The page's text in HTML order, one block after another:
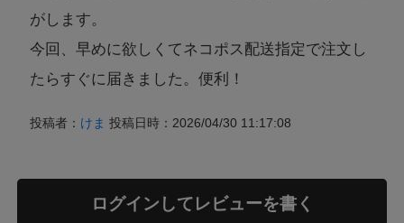
がします。
今回、早めに欲しくてネコポス配送指定で注文し
たらすぐに届きました。便利！
投稿者： けま 投稿日時：2026/04/30 11:17:08
ログインしてレビューを書く